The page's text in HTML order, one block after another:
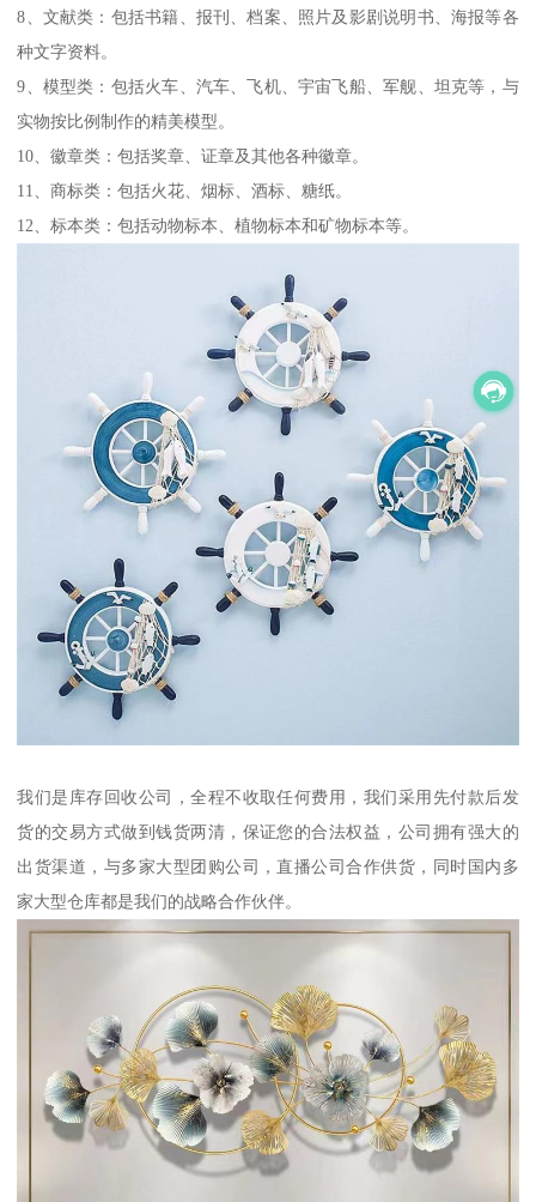
8、文献类：包括书籍、报刊、档案、照片及影剧说明书、海报等各
种文字资料。
9、模型类：包括火车、汽车、飞机、宇宙飞船、军舰、坦克等，与
实物按比例制作的精美模型。
10、徽章类：包括奖章、证章及其他各种徽章。
11、商标类：包括火花、烟标、酒标、糖纸。
12、标本类：包括动物标本、植物标本和矿物标本等。
我们是库存回收公司，全程不收取任何费用，我们采用先付款后发
货的交易方式做到钱货两清，保证您的合法权益，公司拥有强大的
出货渠道，与多家大型团购公司，直播公司合作供货，同时国内多
家大型仓库都是我们的战略合作伙伴。